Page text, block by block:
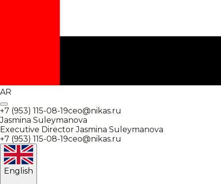
AR
+7 (953) 115-08-19ceo@nikas.ru
Jasmina Suleymanova
Executive Director Jasmina Suleymanova
+7 (953) 115-08-19ceo@nikas.ru
English